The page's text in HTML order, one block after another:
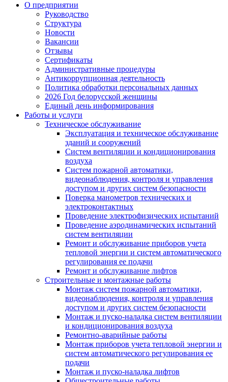
О предприятии
Руководство
Структура
Новости
Вакансии
Отзывы
Сертификаты
Административные процедуры
Антикоррупционная деятельность
Политика обработки персональных данных
2026 Год белорусской женщины
Единый день информирования
Работы и услуги
Техническое обслуживание
Эксплуатация и техническое обслуживание
зданий и сооружений
Систем вентиляции и кондиционирования
воздуха
Систем пожарной автоматики,
видеонаблюдения, контроля и управления
доступом и других систем безопасности
Поверка манометров технических и
электроконтактных
Проведение электрофизических испытаний
Проведение аэродинамических испытаний
систем вентиляции
Ремонт и обслуживание приборов учета
тепловой энергии и систем автоматического
регулирования ее подачи
Ремонт и обслуживание лифтов
Строительные и монтажные работы
Монтаж систем пожарной автоматики,
видеонаблюдения, контроля и управления
доступом и других систем безопасности
Монтаж и пуско-наладка систем вентиляции
и кондиционирования воздуха
Ремонтно-аварийные работы
Монтаж приборов учета тепловой энергии и
систем автоматического регулирования ее
подачи
Монтаж и пуско-наладка лифтов